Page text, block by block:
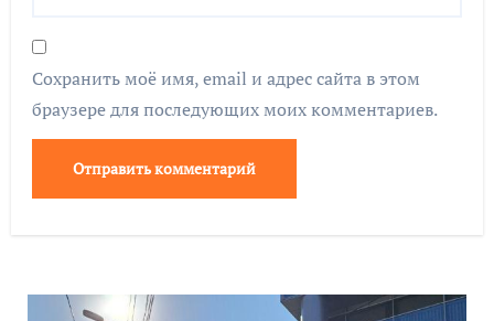
Сохранить моё имя, email и адрес сайта в этом
браузере для последующих моих комментариев.